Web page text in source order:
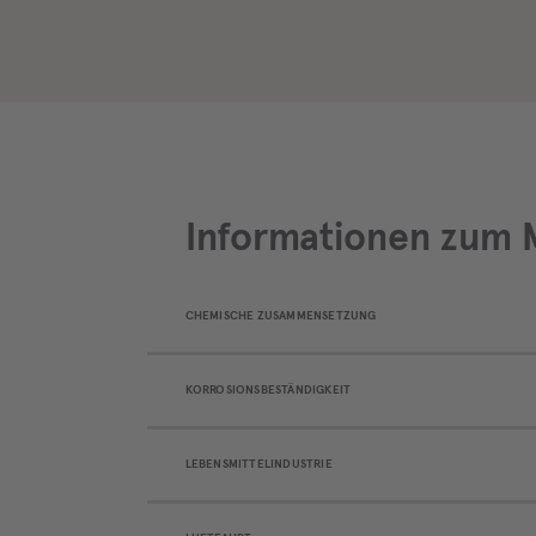
Informationen zum
CHEMISCHE ZUSAMMENSETZUNG
KORROSIONSBESTÄNDIGKEIT
LEBENSMITTELINDUSTRIE